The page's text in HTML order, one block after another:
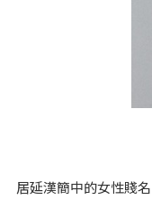
居延漢簡中的女性賤名